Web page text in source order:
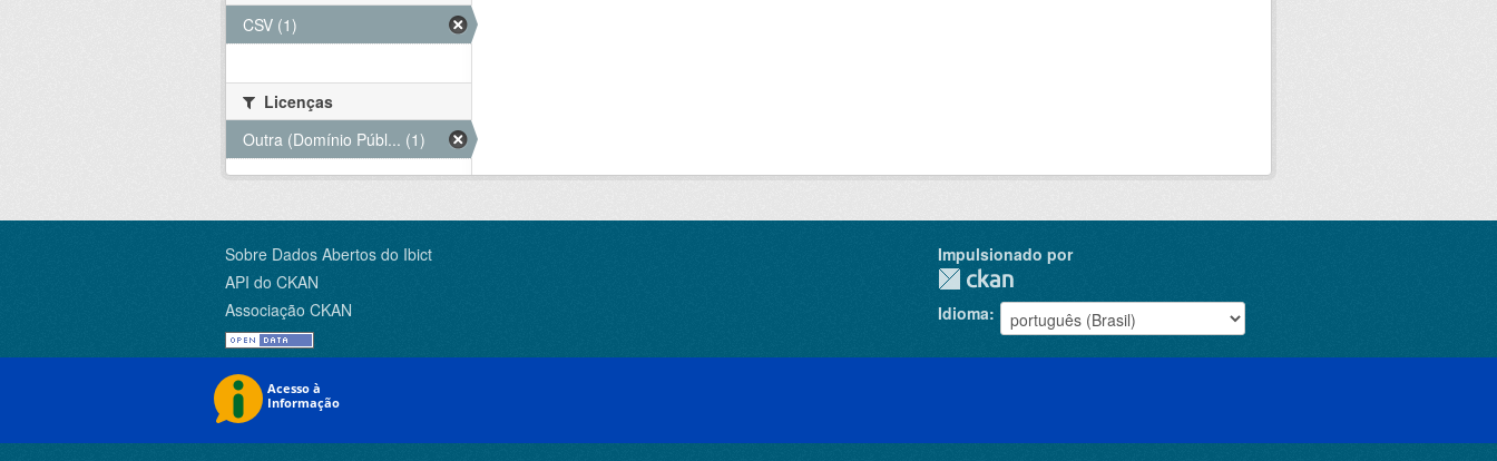
CSV (1)
Licenças
Outra (Domínio Públ... (1)
Sobre Dados Abertos do Ibict
API do CKAN
Associação CKAN
Impulsionado por
Idioma